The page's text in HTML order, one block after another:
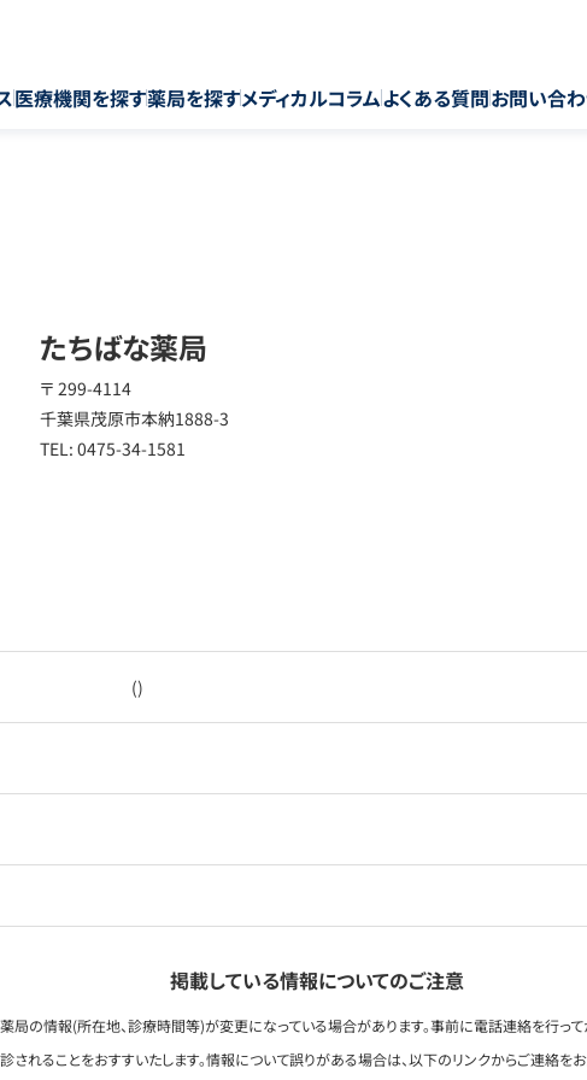
医療機関を探す薬局を探すメディカルコラムよくある質問お問い合
たちばな薬局
〒 299-4114
千葉県茂原市本納1888-3
TEL: 0475-34-1581
()
掲載している情報についてのご注意
薬局の情報(所在地、診療時間等)が変更になっている場合があります。事前に電話連絡を行っ
診されることをおすすいたします。情報について誤りがある場合は、以下のリンクからご連絡を